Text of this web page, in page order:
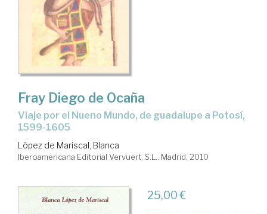
Fray Diego de Ocaña
viaje por el Nueno Mundo, de guadalupe a Potosí,
1599-1605
López de Mariscal, Blanca
Iberoamericana Editorial Vervuert, S.L.. Madrid, 2010
25,00 €